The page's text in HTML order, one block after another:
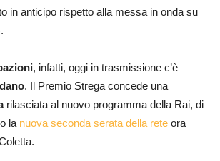
in anticipo rispetto alla messa in onda su
, infatti, oggi in trasmissione c’è
. Il Premio Strega concede una
rilasciata al nuovo programma della Rai, di
la nuova seconda serata della rete ora